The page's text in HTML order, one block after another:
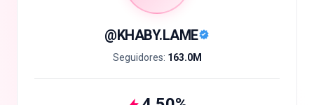
@KHABY.LAME
Seguidores: 163.0M